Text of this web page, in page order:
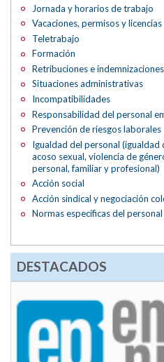
Jornada y horarios de trabajo
Vacaciones, permisos y licencias
Teletrabajo
Formación
Retribuciones e indemnizaciones
Situaciones administrativas
Incompatibilidades
Responsabilidad del personal
Prevención de riesgos laborales
Igualdad del personal (igualdad
acoso sexual, violencia de
personal, familiar y profesional)
Acción social
Acción sindical y negociación
Normas específicas del
DESTACADOS